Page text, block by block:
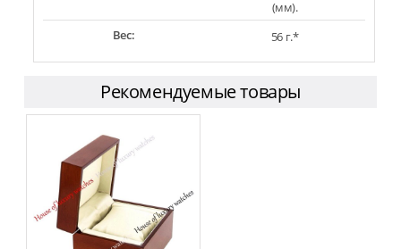
(мм).
Вес:
56 г.*
Рекомендуемые товары